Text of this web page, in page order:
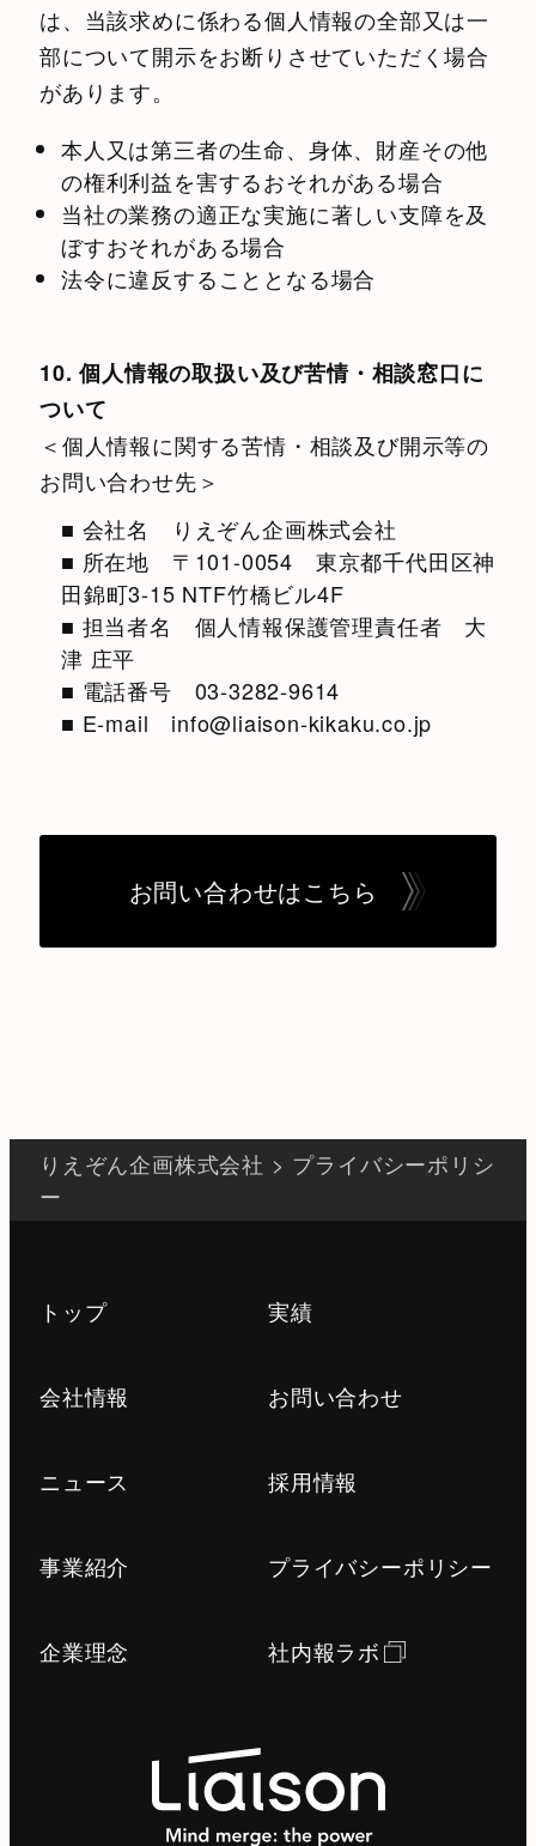
は、当該求めに係わる個人情報の全部又は一
部について開示をお断りさせていただく場合
があります。
本人又は第三者の生命、身体、財産その他
の権利利益を害するおそれがある場合
当社の業務の適正な実施に著しい支障を及
ぼすおそれがある場合
法令に違反することとなる場合
10. 個人情報の取扱い及び苦情・相談窓口に
ついて
＜個人情報に関する苦情・相談及び開示等の
お問い合わせ先＞
■ 会社名 りえぞん企画株式会社
■ 所在地 〒101-0054 東京都千代田区神
田錦町3-15 NTF竹橋ビル4F
■ 担当者名 個人情報保護管理責任者 大
津 庄平
■ 電話番号 03-3282-9614
■ E-mail info@liaison-kikaku.co.jp
お問い合わせはこちら
りえぞん企画株式会社 > プライバシーポリシ
ー
トップ
会社情報
ニュース
事業紹介
企業理念
実績
お問い合わせ
採用情報
プライバシーポリシー
社内報ラボ